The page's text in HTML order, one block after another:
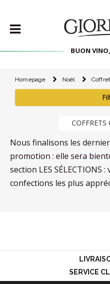
BUON
VINS
SPÉCIALITÉS
SPIRITUEUX
ACCESSOIRES
PROMOS
Homepage Noël
COFFRETS
Nous finalisons les
promotion : elle sera
section LES SÉLECTIONS
confections les plus
SERVICE